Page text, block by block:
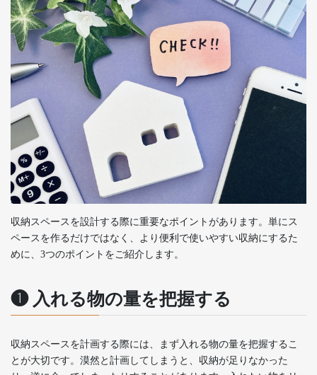
収納スペースを設計する際に重要なポイントがあります。単にス
ペースを作るだけではなく、より便利で使いやすい収納にするた
めに、3つのポイントをご紹介します。
❶ 入れる物の量を把握する
収納スペースを計画する際には、まず入れる物の量を把握するこ
とが大切です。漠然と計画してしまうと、収納が足りなかった